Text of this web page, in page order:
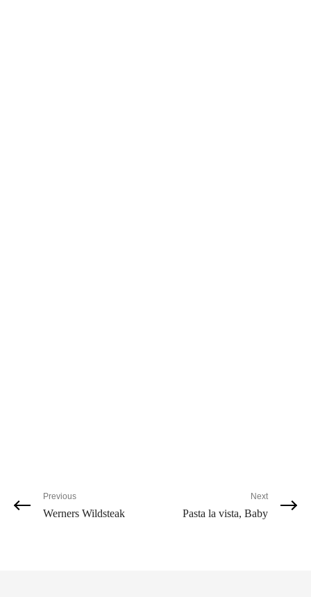
Previous
Werners Wildsteak
Next
Pasta la vista, Baby